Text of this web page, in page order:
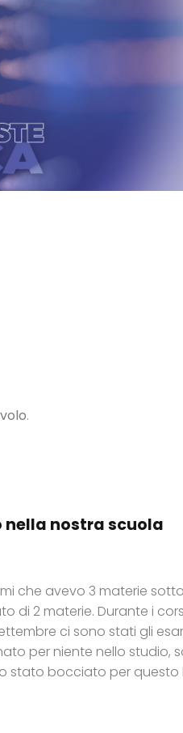
.
nella nostra scuola
che avevo 3 materie
di 2 materie. Durante i
ci sono stati gli
per niente nello studio,
stato bocciato per questo